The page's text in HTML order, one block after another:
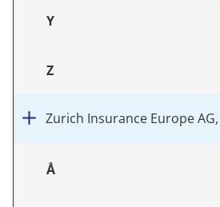
Y
Z
Zurich Insurance Europe
Å